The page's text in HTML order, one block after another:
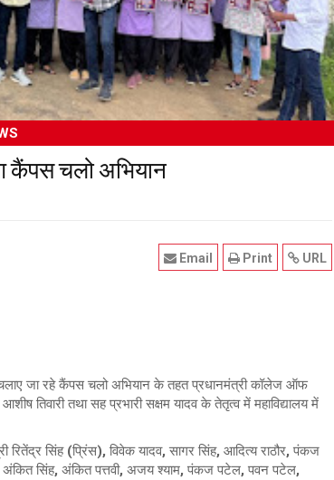
कैंपस चलो अभियान
URL
Print
Email
जा रहे कैंपस चलो अभियान के तहत प्रधानमंत्री कॉलेज ऑफ
तिवारी तथा सह प्रभारी सक्षम यादव के तेतृत्व में महाविद्यालय में
सिंह (प्रिंस), विवेक यादव, सागर सिंह, आदित्य राठौर, पंकज
अंकित सिंह, अंकित पत्तवी, अजय श्याम, पंकज पटेल, पवन पटेल,